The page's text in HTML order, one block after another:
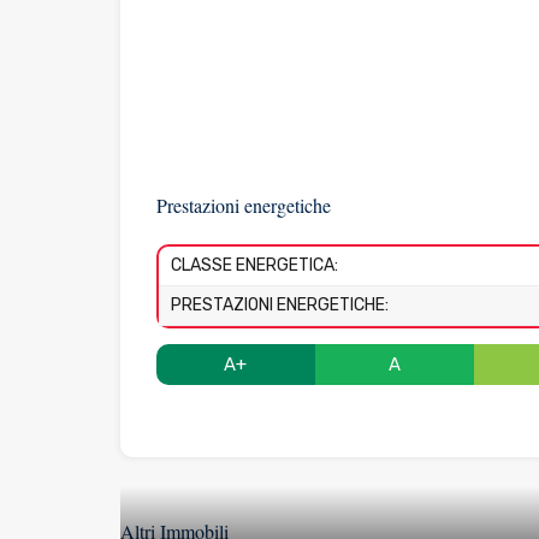
Prestazioni energetiche
CLASSE ENERGETICA:
PRESTAZIONI ENERGETICHE:
A+ A
Altri Immobili